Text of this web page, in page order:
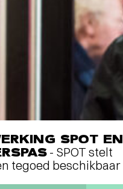
SPOT EN
- SPOT stelt
tegoed beschikbaar